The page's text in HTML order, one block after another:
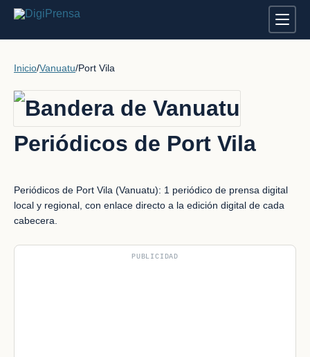
Inicio/Vanuatu/Port Vila
Periódicos de Port Vila
Periódicos de Port Vila (Vanuatu): 1 periódico de prensa digital
local y regional, con enlace directo a la edición digital de cada
cabecera.
PUBLICIDAD